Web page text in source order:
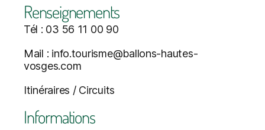
Renseignements
Tél : 03 56 11 00 90
Mail : info.tourisme@ballons-hautes-
vosges.com
Itinéraires / Circuits
Informations